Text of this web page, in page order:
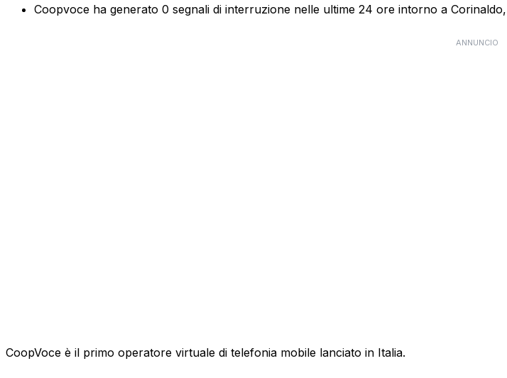
Coopvoce ha generato 0 segnali di interruzione nelle ultime 24 ore intorno a
ANNUNCIO
CoopVoce è il primo operatore virtuale di telefonia mobile lanciato in Italia.